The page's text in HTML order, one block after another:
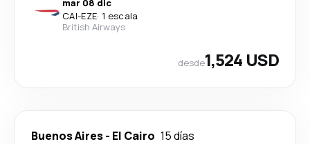
mar 08 dic
CAI-EZE· 1 escala
British Airways
desde1,524 USD
Buenos Aires- El Cairo 15 días